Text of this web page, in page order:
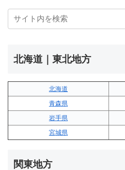
北海道｜東北地方
北海道
青森県
岩手県
宮城県
関東地方